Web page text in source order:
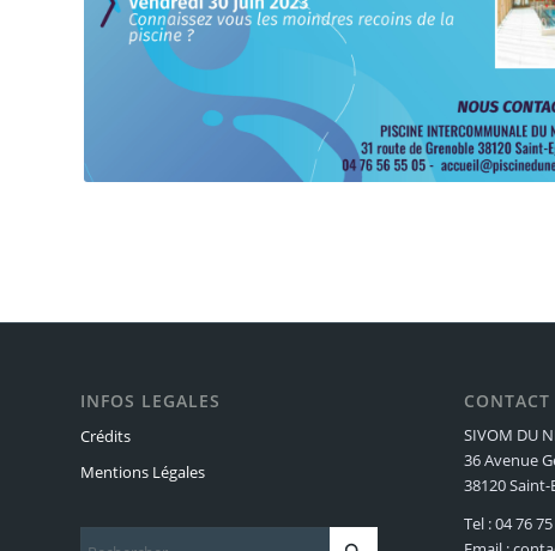
INFOS LEGALES
Crédits
Mentions Légales
CONTACT
SIVOM DU
36 Avenue
38120 Saint-
Tel : 04 76